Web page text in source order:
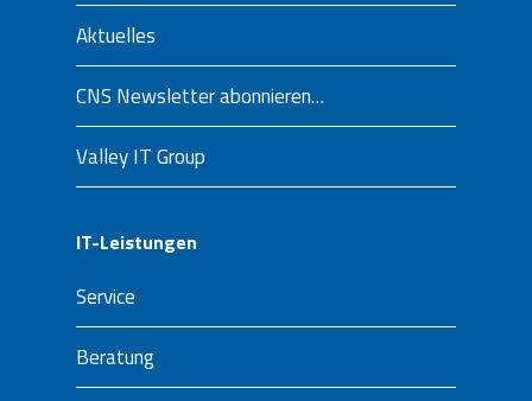
Aktuelles
CNS Newsletter abonnieren…
Valley IT Group
IT-Leistungen
Service
Beratung